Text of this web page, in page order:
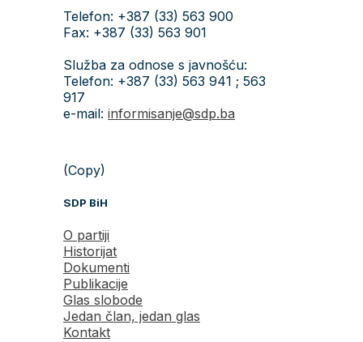
Telefon: +387 (33) 563 900
Fax: +387 (33) 563 901
Služba za odnose s javnošću:
Telefon: +387 (33) 563 941 ; 563
917
e-mail: informisanje@sdp.ba
(Copy)
SDP BiH
O partiji
Historijat
Dokumenti
Publikacije
Glas slobode
Jedan član, jedan glas
Kontakt